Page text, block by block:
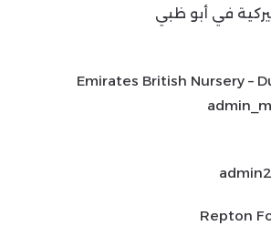
في أبو ظبي
Emirates British Nursery –
Repton